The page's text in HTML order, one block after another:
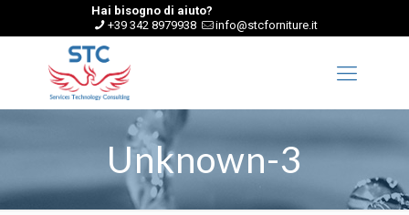
Hai bisogno di aiuto?
+39 342 8979938
info@stcforniture.it
Unknown-3